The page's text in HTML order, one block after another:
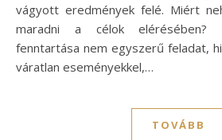
vágyott eredmények felé. Miért
maradni a célok elérésében?
fenntartása nem egyszerű feladat,
váratlan eseményekkel,…
TOVÁBB